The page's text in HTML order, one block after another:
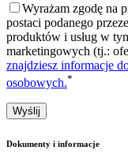
Wyrażam zgodę na
postaci podanego
produktów i usług w
marketingowych (tj.:
znajdziesz informacje
osobowych.*
Dokumenty i informacje